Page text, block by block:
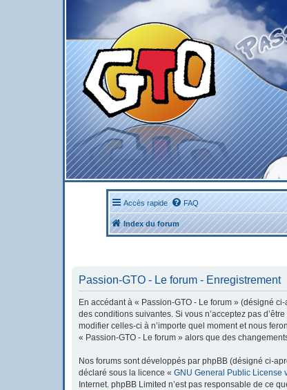
Accès rapide FAQ
Index du forum
Passion-GTO - Le forum - Enregistrement
En accédant à « Passion-GTO - Le forum » (désigné
des conditions suivantes. Si vous n’acceptez pas
modifier celles-ci à n’importe quel moment et nous
« Passion-GTO - Le forum » alors que des
Nos forums sont développés par phpBB (désigné ci-
déclaré sous la licence « GNU General Public License
Internet. phpBB Limited n’est pas responsable de ce